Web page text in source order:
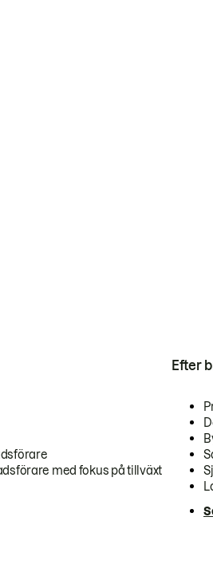
med fokus på tillväxt
Efter